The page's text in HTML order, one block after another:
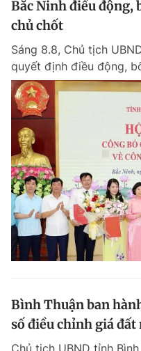
Đọc Thanh Niên trên
Theo dõi báo trên
Hotline
0906 645 777
Đặt báo Quảng cáo
Phó tổng biên tập thường
Phó tổng biên tập: Lâm Hiếu
Phó tổng biên tập: Trần Việt
Bắc Ninh điều động,
chủ chốt
Sáng 8.8, Chủ tịch
quyết định điều động,
Bình Thuận ban
số điều chỉnh giá đất
Chủ tịch UBND tỉnh